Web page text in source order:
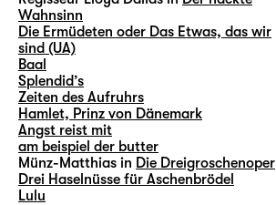
Wahnsinn
Die Ermüdeten oder Das Etwas, das wir
sind (UA)
Baal
Splendid’s
Zeiten des Aufruhrs
Hamlet, Prinz von Dänemark
Angst reist mit
am beispiel der butter
Münz-Matthias in Die Dreigroschenoper
Drei Haselnüsse für Aschenbrödel
Lulu